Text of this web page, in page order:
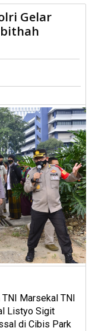
Massal Bareng
Gelar
Marsekal TNI
Listyo Sigit
di Cibis Park